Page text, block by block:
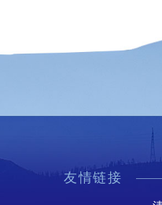
友情链接